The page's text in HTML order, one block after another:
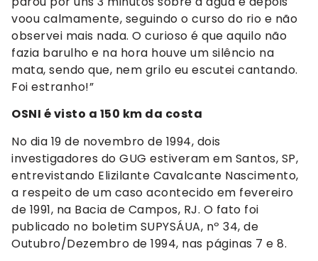
voou calmamente, seguindo o curso do rio e não
observei mais nada. O curioso é que aquilo não
fazia barulho e na hora houve um silêncio na
mata, sendo que, nem grilo eu escutei cantando.
Foi estranho!”
OSNI é visto a 150 km da costa
No dia 19 de novembro de 1994, dois
investigadores do GUG estiveram em Santos, SP,
entrevistando Elizilante Cavalcante Nascimento,
a respeito de um caso acontecido em fevereiro
de 1991, na Bacia de Campos, RJ. O fato foi
publicado no boletim SUPYSÁUA, nº 34, de
Outubro/Dezembro de 1994, nas páginas 7 e 8.